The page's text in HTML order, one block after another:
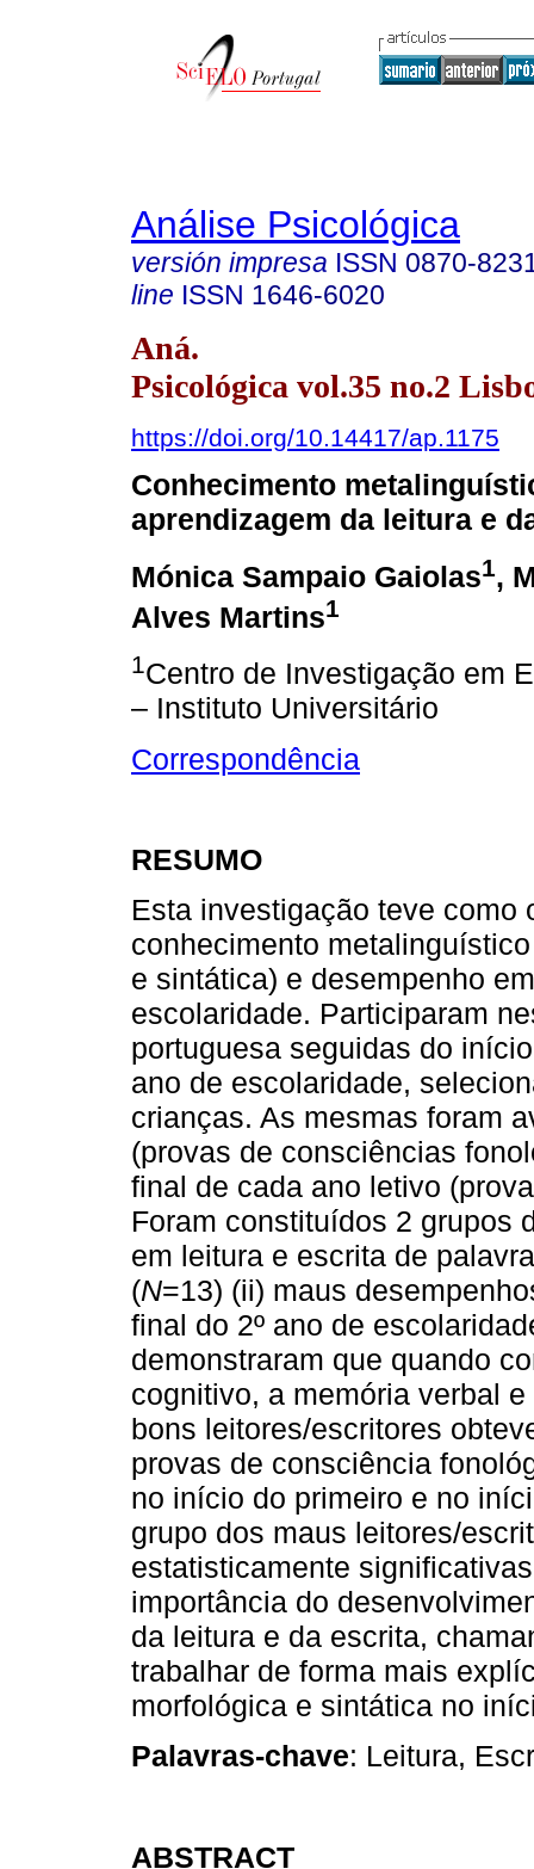
Análise Psicológica
versión impresa ISSN 0870-
line ISSN 1646-6020
Aná.
Psicológica vol.35 no.2
https://doi.org/10.14417/ap.1175
Conhecimento
aprendizagem da leitura e
Mónica Sampaio Gaiolas1,
Alves Martins1
1Centro de Investigação em
– Instituto Universitário
Correspondência
RESUMO
Esta investigação teve como
conhecimento
e sintática) e desempenho
escolaridade. Participaram
portuguesa seguidas do
ano de escolaridade,
crianças. As mesmas foram
(provas de consciências
final de cada ano letivo
Foram constituídos 2 grupos
em leitura e escrita de
(N=13) (ii) maus
final do 2º ano de
demonstraram que quando
cognitivo, a memória verbal
bons leitores/escritores
provas de consciência
no início do primeiro e no
grupo dos maus leitores/
estatisticamente
importância do
da leitura e da escrita,
trabalhar de forma mais
morfológica e sintática no
Palavras-chave: Leitura,
ABSTRACT